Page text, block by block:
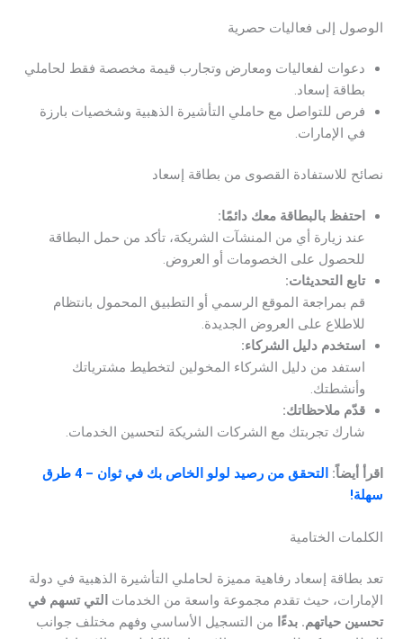
الوصول إلى فعاليات حصرية
دعوات لفعاليات ومعارض وتجارب قيمة مخصصة فقط لحاملي
بطاقة إسعاد.
فرص للتواصل مع حاملي التأشيرة الذهبية وشخصيات بارزة
في الإمارات.
نصائح للاستفادة القصوى من بطاقة إسعاد
احتفظ بالبطاقة معك دائمًا:
عند زيارة أي من المنشآت الشريكة، تأكد من حمل البطاقة
للحصول على الخصومات أو العروض.
تابع التحديثات:
قم بمراجعة الموقع الرسمي أو التطبيق المحمول بانتظام
للاطلاع على العروض الجديدة.
استخدم دليل الشركاء:
استفد من دليل الشركاء المخولين لتخطيط مشترياتك
وأنشطتك.
قدّم ملاحظاتك:
شارك تجربتك مع الشركات الشريكة لتحسين الخدمات.
اقرأ أيضاً:
التحقق من رصيد لولو الخاص بك في ثوان – 4 طرق
سهلة!
الكلمات الختامية
تعد بطاقة إسعاد رفاهية مميزة لحاملي التأشيرة الذهبية في دولة
الإمارات، حيث تقدم مجموعة واسعة من الخدمات التي تسهم في
تحسين حياتهم. بدءًا من التسجيل الأساسي وفهم مختلف جوانب